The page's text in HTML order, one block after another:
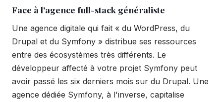
Face à l'agence full-stack généraliste
Une agence digitale qui fait « du WordPress, du
Drupal et du Symfony » distribue ses ressources
entre des écosystèmes très différents. Le
développeur affecté à votre projet Symfony peut
avoir passé les six derniers mois sur du Drupal. Une
agence dédiée Symfony, à l'inverse, capitalise